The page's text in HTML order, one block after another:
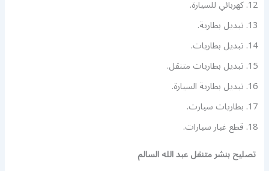
كهربائي للسيارة.
تبديل بطارية.
تبديل بطاريات.
تبديل بطاريات متنقل.
تبديل بطارية السيارة.
بطاريات سيارت.
قطع غيار سيارات.
تصليح بنشر متنقل عبد الله السالم